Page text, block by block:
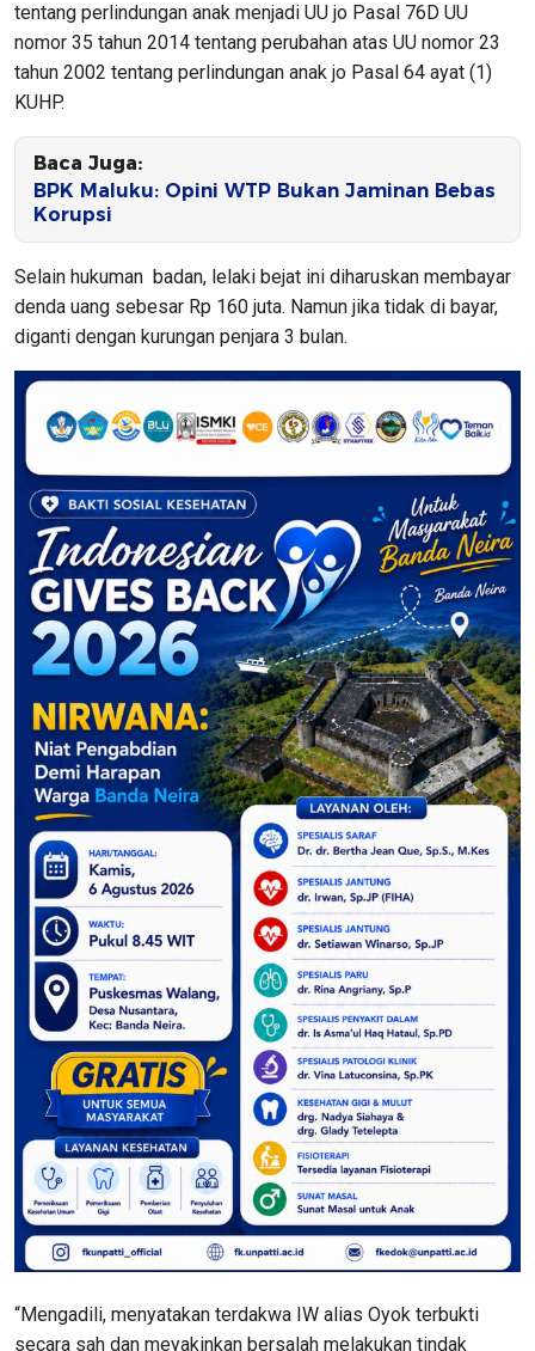
tentang perlindungan anak menjadi UU jo Pasal 76D UU
nomor 35 tahun 2014 tentang perubahan atas UU nomor 23
tahun 2002 tentang perlindungan anak jo Pasal 64 ayat (1)
KUHP.
Baca Juga:
BPK Maluku: Opini WTP Bukan Jaminan Bebas
Korupsi
Selain hukuman badan, lelaki bejat ini diharuskan membayar
denda uang sebesar Rp 160 juta. Namun jika tidak di bayar,
diganti dengan kurungan penjara 3 bulan.
“Mengadili, menyatakan terdakwa IW alias Oyok terbukti
secara sah dan meyakinkan bersalah melakukan tindak